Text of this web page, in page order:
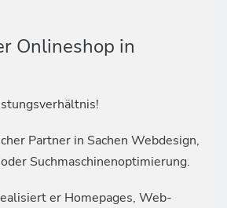
Onlineshop in
Partner in Sachen Webdesign,
Suchmaschinenoptimierung.
er Homepages, Web-